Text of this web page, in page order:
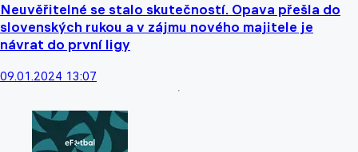
Neuvěřitelné se stalo skutečností. Opava přešla do
slovenských rukou a v zájmu nového majitele je
návrat do první ligy
09.01.2024 13:07